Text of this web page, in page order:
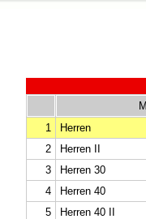
1
Herren
2
Herren II
3
Herren 30
4
Herren 40
5
Herren 40 II